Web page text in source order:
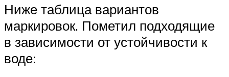
Ниже таблица вариантов
маркировок. Пометил подходящие
в зависимости от устойчивости к
воде: